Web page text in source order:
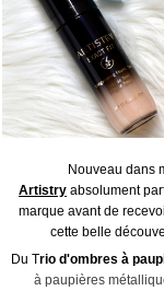
Nouveau dans
Artistry absolument
marque avant de
cette belle
Du Trio d'ombres à
à paupières